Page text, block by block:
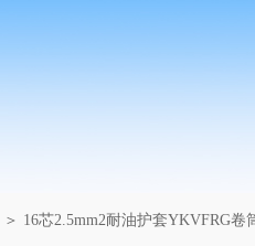
＞ 16芯2.5mm2耐油护套YKVFRG卷